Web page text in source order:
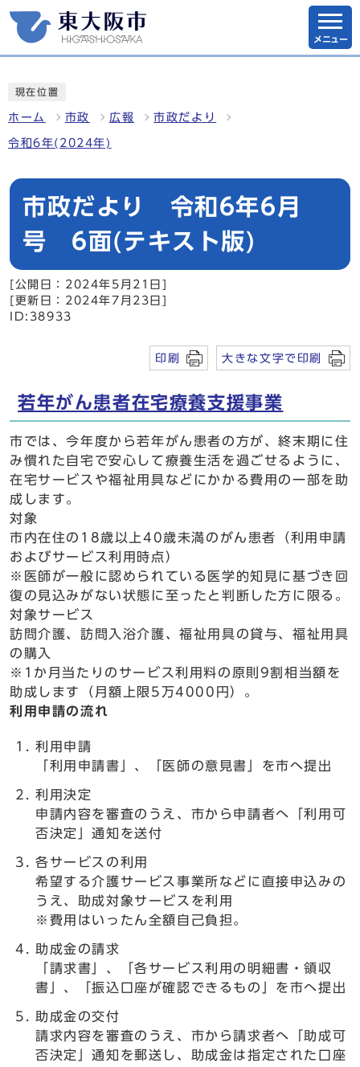
メニュー
現在位置
ホーム 市政 広報 市政だより
令和6年(2024年)
市政だより 令和6年6月
号 6面(テキスト版)
[公開日：2024年5月21日]
[更新日：2024年7月23日]
ID:38933
印刷 大きな文字で印刷
若年がん患者在宅療養支援事業
市では、今年度から若年がん患者の方が、終末期に住
み慣れた自宅で安心して療養生活を過ごせるように、
在宅サービスや福祉用具などにかかる費用の一部を助
成します。
対象
市内在住の18歳以上40歳未満のがん患者（利用申請
およびサービス利用時点）
※医師が一般に認められている医学的知見に基づき回
復の見込みがない状態に至ったと判断した方に限る。
対象サービス
訪問介護、訪問入浴介護、福祉用具の貸与、福祉用具
の購入
※1か月当たりのサービス利用料の原則9割相当額を
助成します（月額上限5万4000円）。
利用申請の流れ
利用申請
「利用申請書」、「医師の意見書」を市へ提出
利用決定
申請内容を審査のうえ、市から申請者へ「利用可
否決定」通知を送付
各サービスの利用
希望する介護サービス事業所などに直接申込みの
うえ、助成対象サービスを利用
※費用はいったん全額自己負担。
助成金の請求
「請求書」、「各サービス利用の明細書・領収
書」、「振込口座が確認できるもの」を市へ提出
助成金の交付
請求内容を審査のうえ、市から請求者へ「助成可
否決定」通知を郵送し、助成金は指定された口座